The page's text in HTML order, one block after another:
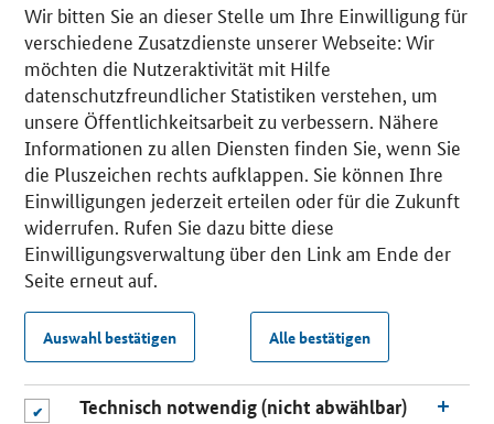
Wir bitten Sie an dieser Stelle um Ihre Einwilligung für
verschiedene Zusatzdienste unserer Webseite: Wir
möchten die Nutzeraktivität mit Hilfe
datenschutzfreundlicher Statistiken verstehen, um
unsere Öffentlichkeitsarbeit zu verbessern. Nähere
Informationen zu allen Diensten finden Sie, wenn Sie
die Pluszeichen rechts aufklappen. Sie können Ihre
Einwilligungen jederzeit erteilen oder für die Zukunft
widerrufen. Rufen Sie dazu bitte diese
Einwilligungsverwaltung über den Link am Ende der
Seite erneut auf.
Auswahl bestätigen Alle bestätigen
Technisch notwendig (nicht abwählbar)